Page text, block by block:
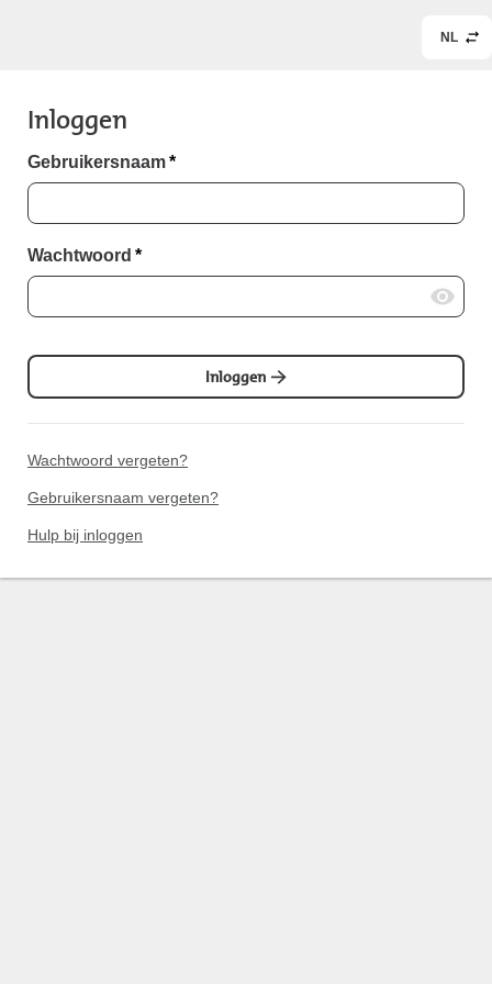
NL
Inloggen
Gebruikersnaam*
Wachtwoord *
Inloggen
Wachtwoord vergeten?
Gebruikersnaam vergeten?
Hulp bij inloggen